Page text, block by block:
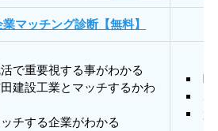
マッチング診断【無料】
で重要視する事がわかる
建設工業とマッチするかわ
チする企業がわかる
質